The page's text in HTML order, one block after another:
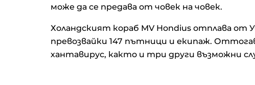
може да се предава от човек на човек.
Холандският кораб MV Hondius отплава от
превозвайки 147 пътници и екипаж.
хантавирус, както и три други възможни